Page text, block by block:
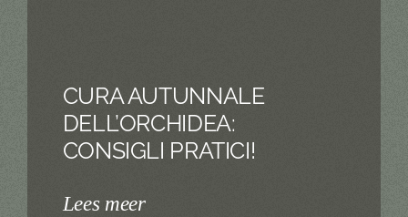
CURA AUTUNNALE
DELL’ORCHIDEA:
CONSIGLI PRATICI!
Lees meer